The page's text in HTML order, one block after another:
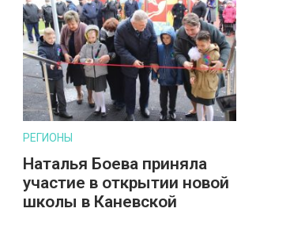
РЕГИОНЫ
Наталья Боева приняла
участие в открытии новой
школы в Каневской